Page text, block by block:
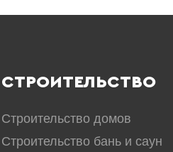
СТРОИТЕЛЬСТВО
Строительство домов
Строительство бань и саун